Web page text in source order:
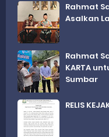
Rahmat
Asalkan
Rahmat
KARTA
Sumbar
RELIS